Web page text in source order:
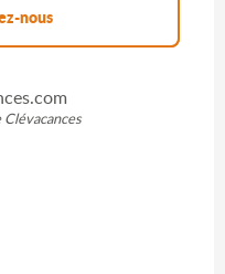
nous